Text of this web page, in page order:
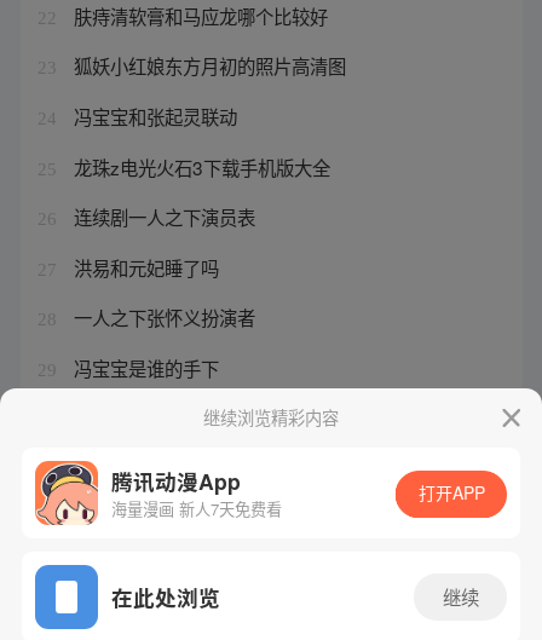
22 肤痔清软膏和马应龙哪个比较好
23 狐妖小红娘东方月初的照片高清图
24 冯宝宝和张起灵联动
25 龙珠z电光火石3下载手机版大全
26 连续剧一人之下演员表
27 洪易和元妃睡了吗
28 一人之下张怀义扮演者
29 冯宝宝是谁的手下
继续浏览精彩内容
腾讯动漫App
海量漫画 新人7天免费看
打开APP
在此处浏览 继续
网站备案/许可证号：粤B2-20090059-5
Copyright©1998 - 2026 Tencent. All Rights Reserved